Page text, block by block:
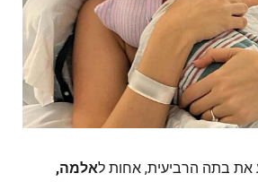
את בתה הרביעית, אחות לאלמה,